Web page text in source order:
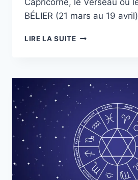
Capricorne, le Verseau ou
BÉLIER (21 mars au 19
LIRE LA SUITEHOROSCOPE
OCTOBRE
POUR
TOUS
LES
SIGNES
DU
ZODIAQUE,
DÉCOUVREZ
CE
QUI